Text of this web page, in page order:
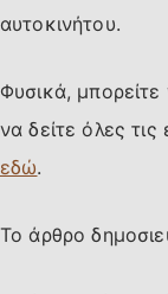
αυτοκινήτου.
Φυσικά,
να δείτε όλες
εδώ.
Το άρθρο